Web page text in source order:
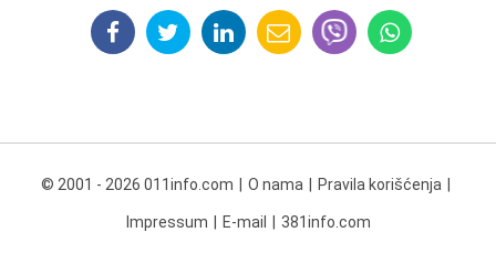
© 2001 - 2026 011info.com O nama Pravila korišćenja
Impressum E-mail 381info.com